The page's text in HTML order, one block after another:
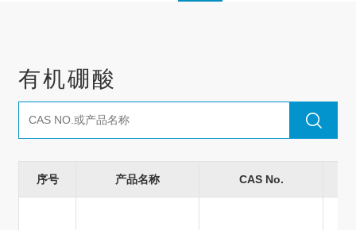
有机硼酸
序号 产品名称 CAS No.